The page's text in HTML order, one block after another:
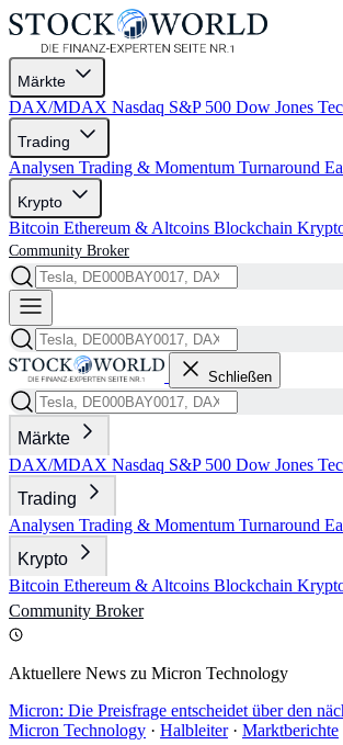
Märkte
DAX/MDAX Nasdaq S&P 500 Dow Jones
Trading
Analysen Trading & Momentum Turnaround
Krypto
Bitcoin Ethereum & Altcoins Blockchain
Community Broker
Schließen
Märkte
DAX/MDAX Nasdaq S&P 500 Dow Jones
Trading
Analysen Trading & Momentum Turnaround
Krypto
Bitcoin Ethereum & Altcoins Blockchain
Community Broker
Aktuellere News zu Micron Technology
Micron: Die Preisfrage entscheidet über den
Micron Technology · Halbleiter · Marktberichte